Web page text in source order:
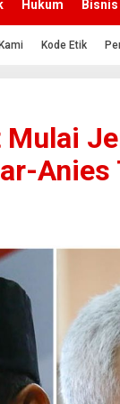
Hukum Bisnis
Kode Etik